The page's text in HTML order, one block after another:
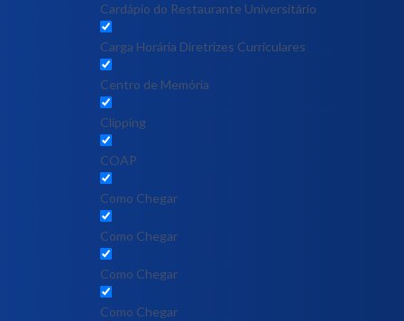
Cardápio do Restaurante Universitário
Carga Horária Diretrizes Curriculares
Centro de Memória
Clipping
COAP
Como Chegar
Como Chegar
Como Chegar
Como Chegar